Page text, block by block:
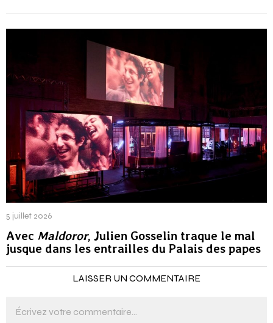
5 juillet 2026
Avec
, Julien Gosselin traque le mal
jusque dans les entrailles du Palais des papes